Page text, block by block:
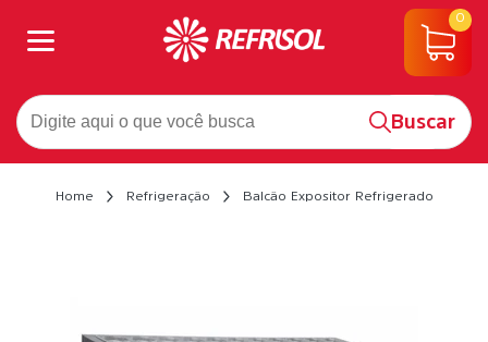
Buscar
0
Home Refrigeração Balcão Expositor Refrigerado